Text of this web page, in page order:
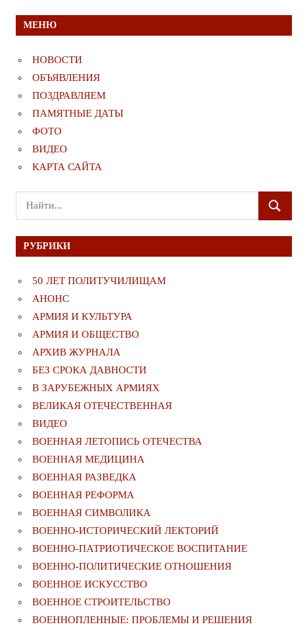
МЕНЮ
НОВОСТИ
ОБЪЯВЛЕНИЯ
ПОЗДРАВЛЯЕМ
ПАМЯТНЫЕ ДАТЫ
ФОТО
ВИДЕО
КАРТА САЙТА
Поиск
для:
ПОИСК
РУБРИКИ
50 ЛЕТ ПОЛИТУЧИЛИЩАМ
АНОНС
АРМИЯ И КУЛЬТУРА
АРМИЯ И ОБЩЕСТВО
АРХИВ ЖУРНАЛА
БЕЗ СРОКА ДАВНОСТИ
В ЗАРУБЕЖНЫХ АРМИЯХ
ВЕЛИКАЯ ОТЕЧЕСТВЕННАЯ
ВИДЕО
ВОЕННАЯ ЛЕТОПИСЬ ОТЕЧЕСТВА
ВОЕННАЯ МЕДИЦИНА
ВОЕННАЯ РАЗВЕДКА
ВОЕННАЯ РЕФОРМА
ВОЕННАЯ СИМВОЛИКА
ВОЕННО-ИСТОРИЧЕСКИЙ ЛЕКТОРИЙ
ВОЕННО-ПАТРИОТИЧЕСКОЕ ВОСПИТАНИЕ
ВОЕННО-ПОЛИТИЧЕСКИE ОТНОШЕНИЯ
ВОЕННОЕ ИСКУССТВО
ВОЕННОЕ СТРОИТЕЛЬСТВО
ВОЕННОПЛЕННЫЕ: ПРОБЛЕМЫ И РЕШЕНИЯ